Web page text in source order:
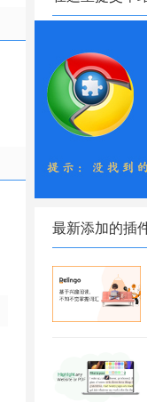
最新添加的插